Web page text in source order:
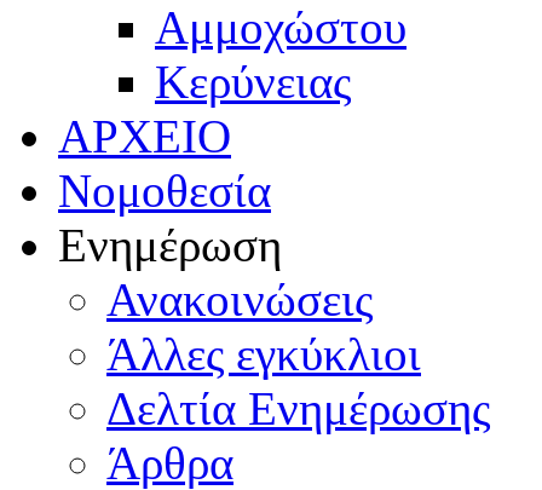
Αμμοχώστου
Κερύνειας
ΑΡΧΕΙΟ
Νομοθεσία
Ενημέρωση
Ανακοινώσεις
Άλλες εγκύκλιοι
Δελτία Ενημέρωσης
Άρθρα